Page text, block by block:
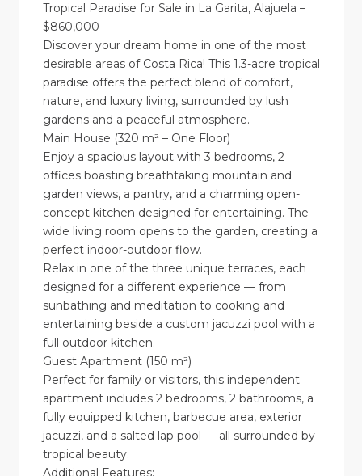
Tropical Paradise for Sale in La Garita, Alajuela –
$860,000
Discover your dream home in one of the most
desirable areas of Costa Rica! This 1.3-acre tropical
paradise offers the perfect blend of comfort,
nature, and luxury living, surrounded by lush
gardens and a peaceful atmosphere.
Main House (320 m² – One Floor)
Enjoy a spacious layout with 3 bedrooms, 2
offices boasting breathtaking mountain and
garden views, a pantry, and a charming open-
concept kitchen designed for entertaining. The
wide living room opens to the garden, creating a
perfect indoor-outdoor flow.
Relax in one of the three unique terraces, each
designed for a different experience — from
sunbathing and meditation to cooking and
entertaining beside a custom jacuzzi pool with a
full outdoor kitchen.
Guest Apartment (150 m²)
Perfect for family or visitors, this independent
apartment includes 2 bedrooms, 2 bathrooms, a
fully equipped kitchen, barbecue area, exterior
jacuzzi, and a salted lap pool — all surrounded by
tropical beauty.
‍Additional Features: